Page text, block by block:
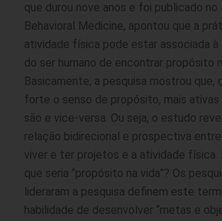
que durou nove anos e foi publicado no
Behavioral Medicine, apontou que a
atividade física pode estar associada à
do ser humano de encontrar propósito
Basicamente, a pesquisa mostrou que,
forte o senso de propósito, mais ativas
são e vice-versa. Ou seja, o estudo
relação bidirecional e prospectiva
viver e ter projetos e a atividade física.
que seria “propósito na vida”? Os
lideraram a pesquisa definem este
habilidade de desenvolver “metas e